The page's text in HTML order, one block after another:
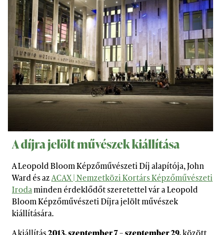
A díjra jelölt művészek kiállítása
A Leopold Bloom Képzőművészeti Díj alapítója, John
Ward és azACAX | Nemzetközi Kortárs Képzőművészeti
Irodaminden érdeklődőt szeretettel vár a Leopold
Bloom Képzőművészeti Díjra jelölt művészek
kiállítására.
A kiállítás2013. szeptember 7 – szeptember 29.között